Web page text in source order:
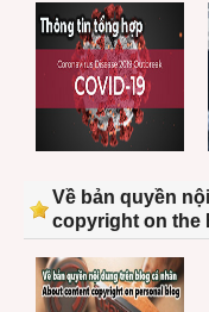
Về bản quyền
copyright on the